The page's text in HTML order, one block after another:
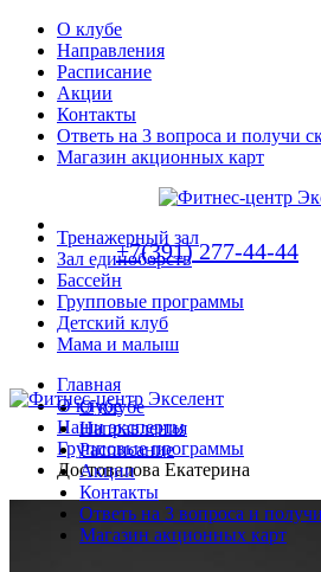
О клубе
Направления
Расписание
Акции
Контакты
Ответь на 3 вопроса и получи
Магазин акционных карт
+7(391) 277-44-44
Тренажерный зал
Зал единоборств
Бассейн
Групповые программы
Детский клуб
Мама и малыш
О клубе
Направления
Расписание
Акции
Контакты
Ответь на 3 вопроса и
Магазин акционных карт
Главная
О клубе
Наши эксперты
Групповые программы
Достовалова Екатерина